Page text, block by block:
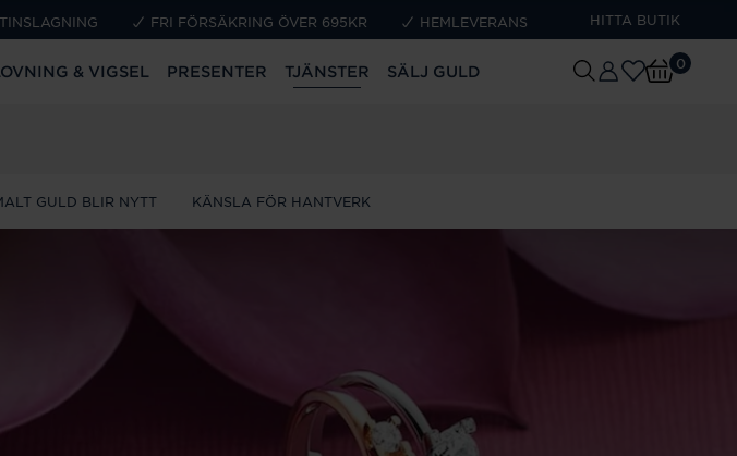
FRI FÖRSÄKRING ÖVER 695KR HEMLEVERANS HITTA BUTIK
& VIGSEL PRESENTER TJÄNSTER SÄLJ GULD 0
GULD BLIR NYTT KÄNSLA FÖR HANTVERK